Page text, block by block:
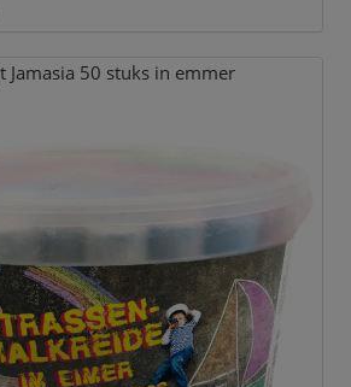
Jamasia 50 stuks in emmer